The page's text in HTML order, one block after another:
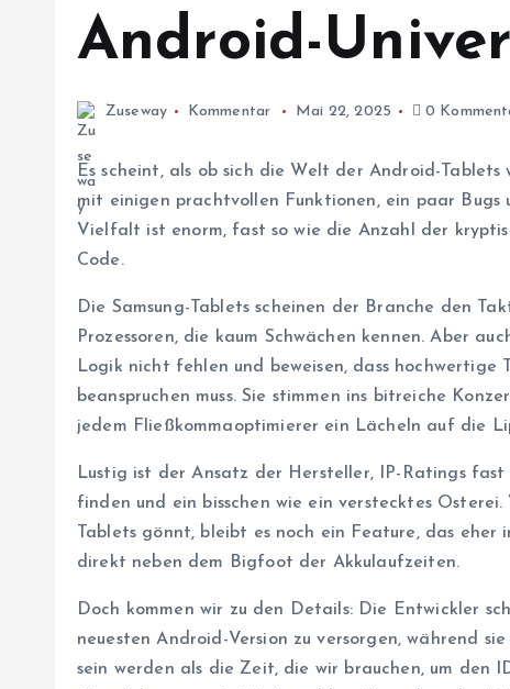
Android-
Zuseway Kommentar Mai 22, 2025 0
Es scheint, als ob sich die Welt der Android-
mit einigen prachtvollen Funktionen, ein paar Bugs
Vielfalt ist enorm, fast so wie die Anzahl der
Code.
Die Samsung-Tablets scheinen der Branche den
Prozessoren, die kaum Schwächen kennen. Aber
Logik nicht fehlen und beweisen, dass hochwertige
beanspruchen muss. Sie stimmen ins bitreiche
jedem Fließkommaoptimierer ein Lächeln auf die
Lustig ist der Ansatz der Hersteller, IP-Ratings
finden und ein bisschen wie ein verstecktes
Tablets gönnt, bleibt es noch ein Feature, das
direkt neben dem Bigfoot der Akkulaufzeiten.
Doch kommen wir zu den Details: Die Entwickler
neuesten Android-Version zu versorgen, während
sein werden als die Zeit, die wir brauchen, um den